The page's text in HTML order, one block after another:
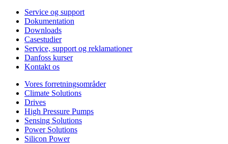
Service og support
Dokumentation
Downloads
Casestudier
Service, support og reklamationer
Danfoss kurser
Kontakt os
Vores forretningsområder
Climate Solutions
Drives
High Pressure Pumps
Sensing Solutions
Power Solutions
Silicon Power